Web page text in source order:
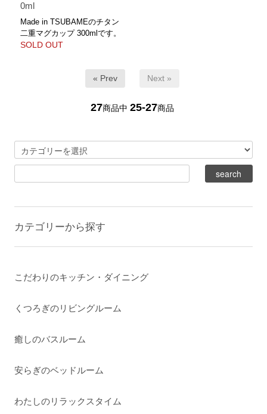
0ml
Made in TSUBAMEのチタン
二重マグカップ 300mlです。
SOLD OUT
« Prev Next »
27商品中 25-27商品
カテゴリーから探す
こだわりのキッチン・ダイニング
くつろぎのリビングルーム
癒しのバスルーム
安らぎのベッドルーム
わたしのリラックスタイム